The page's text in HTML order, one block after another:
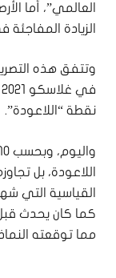
العالمي”، أما
الزيادة المفاجئة
وتتفق هذه
نقطة “اللاعودة”.
اللاعودة، بل
القياسية التي
كما كان يحدث
مما توقعته